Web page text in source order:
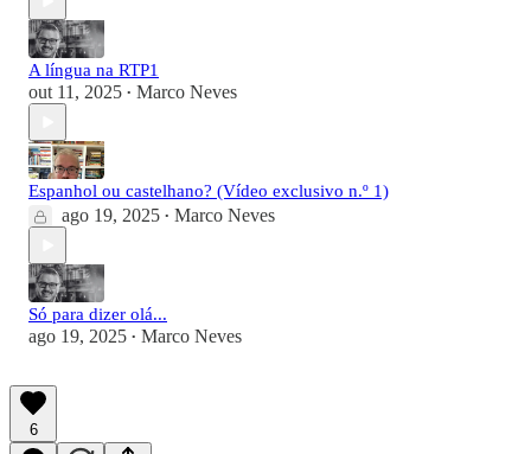
A língua na RTP1
out 11, 2025 • Marco Neves
Espanhol ou castelhano? (Vídeo exclusivo n.º 1)
ago 19, 2025 • Marco Neves
Só para dizer olá...
ago 19, 2025 • Marco Neves
6